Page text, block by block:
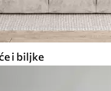
i biljke